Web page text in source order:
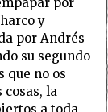
y
por Andrés
su segundo
que no os
cosas, la